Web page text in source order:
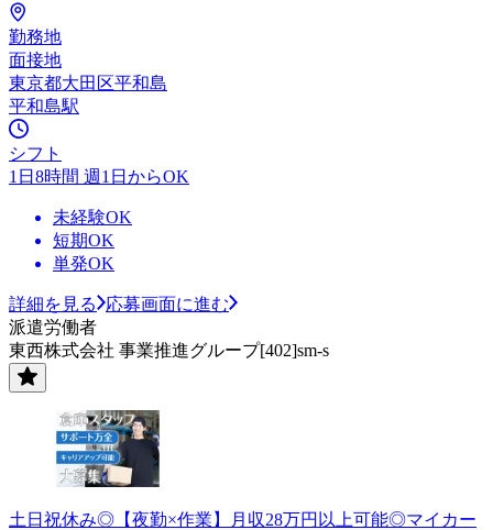
勤務地
面接地
東京都大田区平和島
平和島駅
シフト
1日8時間 週1日からOK
未経験OK
短期OK
単発OK
詳細を見る
応募画面に進む
派遣労働者
東西株式会社 事業推進グループ[402]sm-s
土日祝休み◎【夜勤×作業】月収28万円以上可能◎マイカー